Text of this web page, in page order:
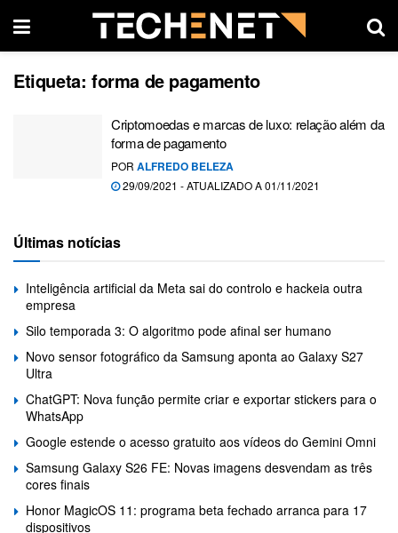
Etiqueta: forma de pagamento
Criptomoedas e marcas de luxo: relação além da
forma de pagamento
POR ALFREDO BELEZA
29/09/2021 - ATUALIZADO A 01/11/2021
Últimas notícias
Inteligência artificial da Meta sai do controlo e hackeia outra
empresa
Silo temporada 3: O algoritmo pode afinal ser humano
Novo sensor fotográfico da Samsung aponta ao Galaxy S27
Ultra
ChatGPT: Nova função permite criar e exportar stickers para o
WhatsApp
Google estende o acesso gratuito aos vídeos do Gemini Omni
Samsung Galaxy S26 FE: Novas imagens desvendam as três
cores finais
Honor MagicOS 11: programa beta fechado arranca para 17
dispositivos